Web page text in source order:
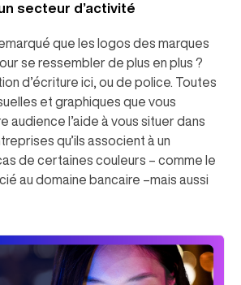
secteur d’activité
que les logos des marques
se ressembler de plus en plus ?
d’écriture ici, ou de police. Toutes
et graphiques que vous
audience l’aide à vous situer dans
qu’ils associent à un
de certaines couleurs – comme le
au domaine bancaire –mais aussi